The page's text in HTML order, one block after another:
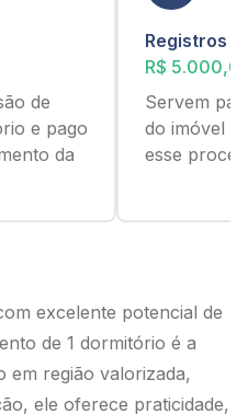
de
e pago
da
Registros
R$
Servem
do imóvel
esse
excelente potencial de
de 1 dormitório é a
em região valorizada,
ele oferece praticidade,